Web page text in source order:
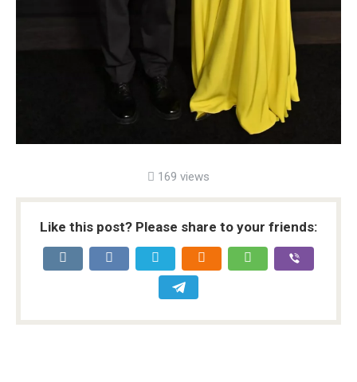
169 views
Like this post? Please share to your friends: